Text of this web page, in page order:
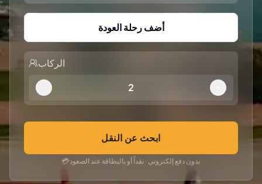
أضف رحلة العودة
الركاب
2
ابحث عن النقل
💳بدون دفع إلكتروني · نقداً أو بالبطاقة عند الصعود